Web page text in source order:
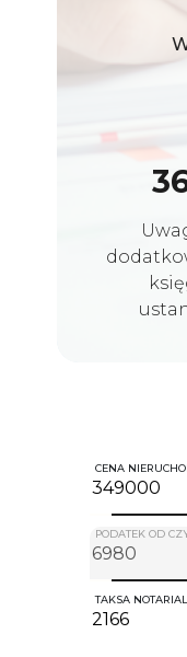
CENA
PODATEK OD
TAKSA